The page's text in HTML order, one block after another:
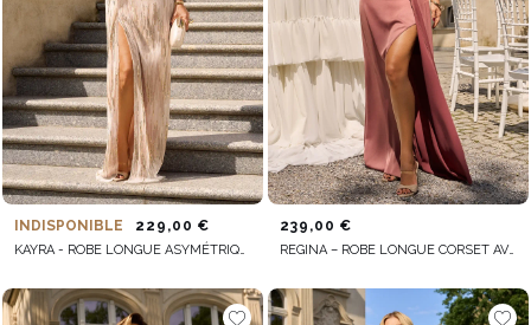
INDISPONIBLE 229,00 €
KAYRA - ROBE LONGUE ASYMÉTRIQUE À PAILLETTES
239,00 €
REGINA – ROBE LONGUE CORSET AVEC BALEINES